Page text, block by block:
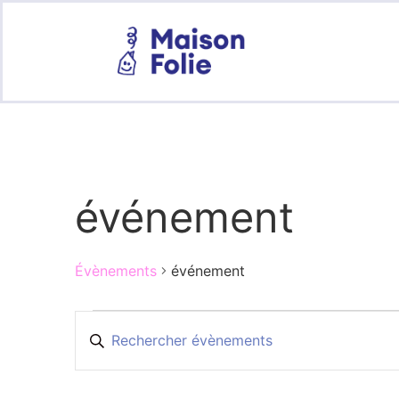
événement
Évènements événement
Recherche
et
mot-
Rechercher